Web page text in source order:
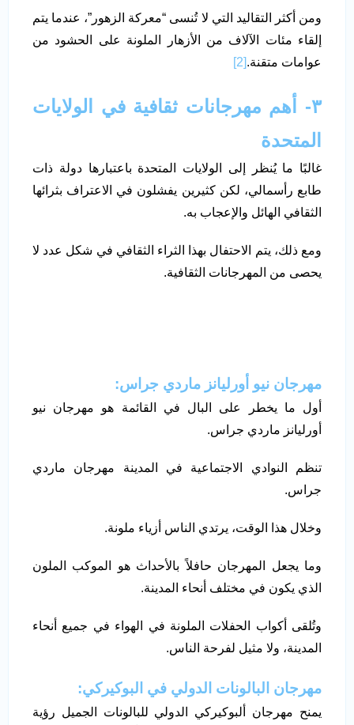
ومن أكثر التقاليد التي لا تُنسى “معركة الزهور”، عندما يتم
إلقاء مئات الآلاف من الأزهار الملونة على الحشود من
عوامات متقنة.[2]
٣- أهم مهرجانات ثقافية في الولايات
المتحدة
غالبًا ما يُنظر إلى الولايات المتحدة باعتبارها دولة ذات
طابع رأسمالي، لكن كثيرين يفشلون في الاعتراف بثرائها
الثقافي الهائل والإعجاب به.
ومع ذلك، يتم الاحتفال بهذا الثراء الثقافي في شكل عدد لا
يحصى من المهرجانات الثقافية.
مهرجان نيو أورليانز ماردي جراس:
أول ما يخطر على البال في القائمة هو مهرجان نيو
أورليانز ماردي جراس.
تنظم النوادي الاجتماعية في المدينة مهرجان ماردي
جراس.
وخلال هذا الوقت، يرتدي الناس أزياء ملونة.
وما يجعل المهرجان حافلاً بالأحداث هو الموكب الملون
الذي يكون في مختلف أنحاء المدينة.
وتُلقى أكواب الحفلات الملونة في الهواء في جميع أنحاء
المدينة، ولا مثيل لفرحة الناس.
مهرجان البالونات الدولي في البوكيركي:
يمنح مهرجان ألبوكيركي الدولي للبالونات الجميل رؤية